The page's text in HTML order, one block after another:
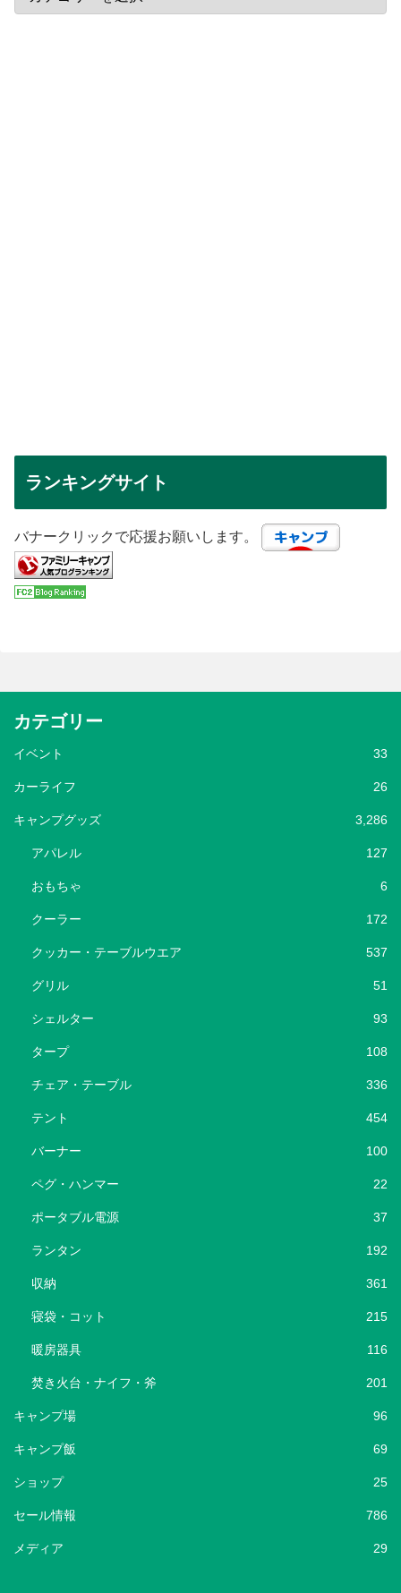
ランキングサイト
バナークリックで応援お願いします。
カテゴリー
イベント 33
カーライフ 26
キャンプグッズ 3,286
アパレル 127
おもちゃ 6
クーラー 172
クッカー・テーブルウエア 537
グリル 51
シェルター 93
タープ 108
チェア・テーブル 336
テント 454
バーナー 100
ペグ・ハンマー 22
ポータブル電源 37
ランタン 192
収納 361
寝袋・コット 215
暖房器具 116
焚き火台・ナイフ・斧 201
キャンプ場 96
キャンプ飯 69
ショップ 25
セール情報 786
メディア 29